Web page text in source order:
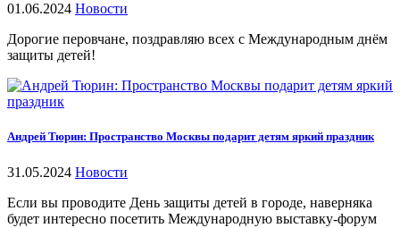
01.06.2024 Новости
Дорогие перовчане, поздравляю всех с Международным днём
защиты детей!
Андрей Тюрин: Пространство Москвы подарит детям яркий праздник
31.05.2024 Новости
Если вы проводите День защиты детей в городе, наверняка
будет интересно посетить Международную выставку-форум